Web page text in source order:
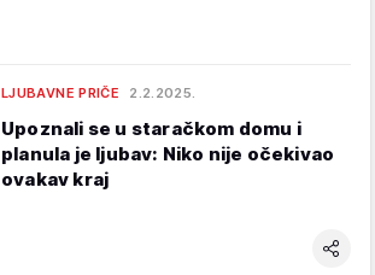
LJUBAVNE PRIČE 2.2.2025.
Upoznali se u staračkom domu i
planula je ljubav: Niko nije očekivao
ovakav kraj